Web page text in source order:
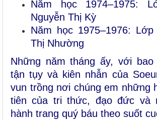
Năm học 1974–1975:
Nguyễn Thị Kỳ
Năm học 1975–1976:
Thị Nhường
Những năm tháng ấy, với bao
tận tụy và kiên nhẫn của
vun trồng nơi chúng em những
tiên của tri thức, đạo đức và
hành trang quý báu theo suốt